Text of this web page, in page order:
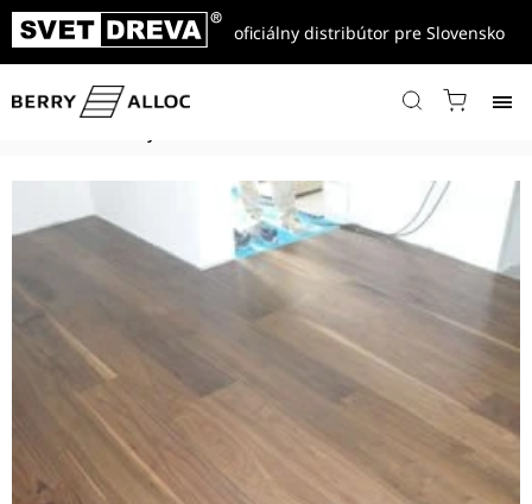
oficiálny distribútor pre Slovensko
Domov / Referencie / Drevené parkety viac vrstvové
Masívna dubová vrstvená podlaha, kolekcia PROVENCE DUB Coal,